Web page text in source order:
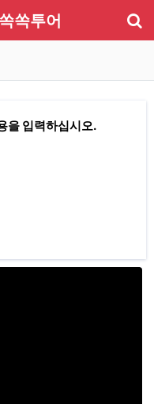
쏙투어
을 입력하십시오.